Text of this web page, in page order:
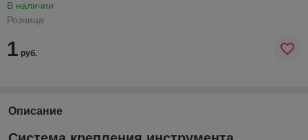
В наличии
Розница
1 руб.
Описание